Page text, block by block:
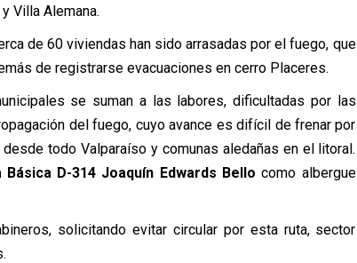
Villa Alemana.
de 60 viviendas han sido arrasadas por el fuego, que
de registrarse evacuaciones en cerro Placeres.
se suman a las labores, dificultadas por las
del fuego, cuyo avance es difícil de frenar por
todo Valparaíso y comunas aledañas en el litoral.
Básica D-314 Joaquín Edwards Bello como albergue
solicitando evitar circular por esta ruta, sector